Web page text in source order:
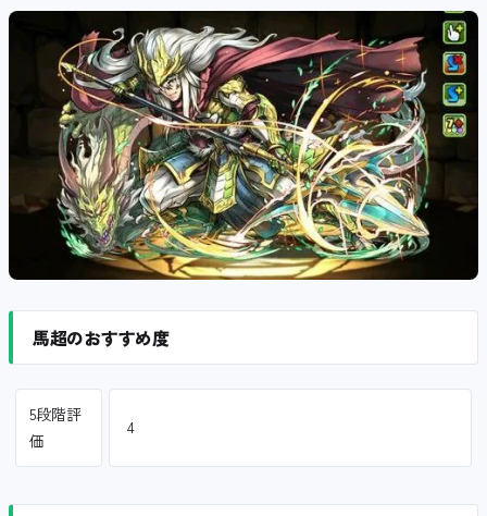
馬超のおすすめ度
5段階評
価
4